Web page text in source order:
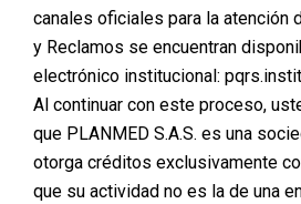
Por Qué
Lugar Seguro
Cirugía
canales oficiales para la atención
y Reclamos se encuentran
electrónico institucional:
Al continuar con este proceso,
que PLANMED S.A.S. es una
otorga créditos exclusivamente
que su actividad no es la de una